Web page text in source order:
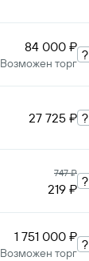
84 000 ₽
Возможен торг
?
27 725 ₽ ?
747 ₽
219 ₽ ?
1 751 000 ₽
Возможен торг
?